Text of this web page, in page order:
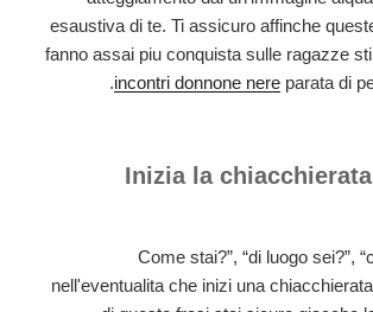
esaustiva di te. Ti assicuro affinche
fanno assai piu conquista sulle ragazze
incontri donnone nere parata di
Inizia la
“Come stai?”, “di luogo sei?”,
nell'eventualita che inizi una